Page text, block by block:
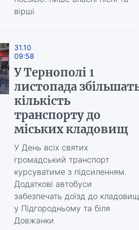
вірші
31.10
09:58
У Тернополі 1
листопада
кількість
транспорту до
міських кладовищ
У День всіх святих
громадський транспорт
курсуватиме з підсиленням.
Додаткові автобуси
забезпечать доїзд до кладовищ
у Підгородньому та біля
Довжанки